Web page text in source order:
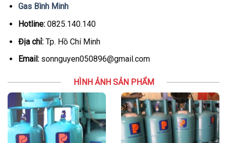
Gas Bình Minh
Hotline:0825.140.140
Địa chỉ:Tp. Hồ Chí Minh
Email:sonnguyen050896@gmail.com
HÌNH ẢNH SẢN PHẨM